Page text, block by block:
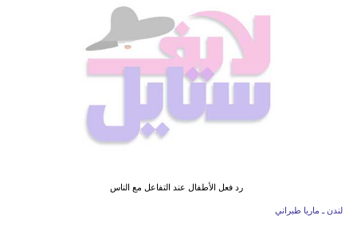
رد فعل الأطفال عند التفاعل مع الناس
لندن ـ ماريا طبراني